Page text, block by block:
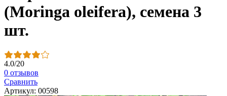
(Moringa oleifera), семена 3
шт.
4.0/20
0 отзывов
Сравнить
Артикул: 00598